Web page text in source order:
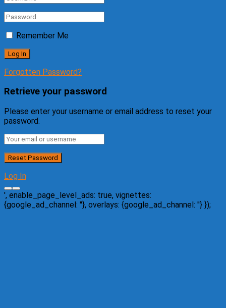
Remember Me
Forgotten Password?
Retrieve your password
Please enter your username or email address to reset your
password.
Log In
', enable_page_level_ads: true, vignettes:
{google_ad_channel: ''}, overlays: {google_ad_channel: ''} });